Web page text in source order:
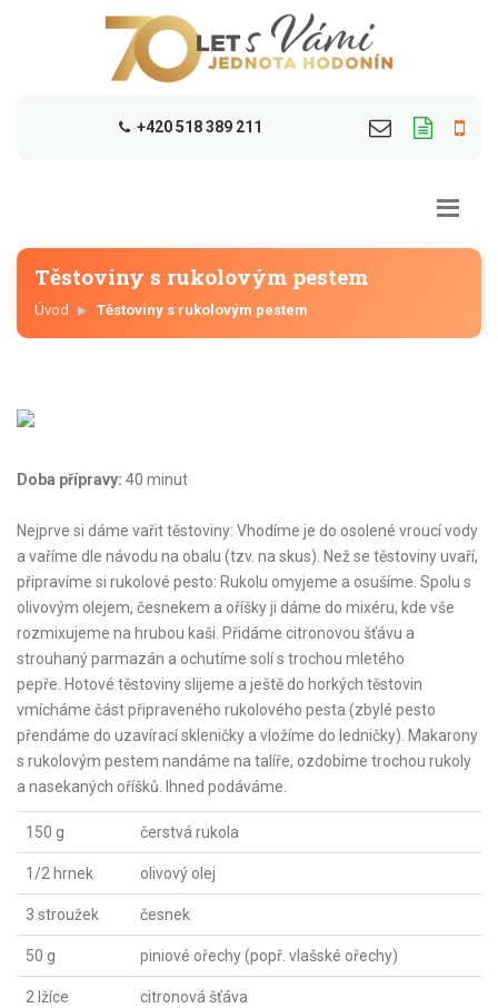
+420 518 389 211
Těstoviny s rukolovým pestem
Úvod Těstoviny s rukolovým pestem
Doba přípravy: 40 minut
Nejprve si dáme vařit těstoviny: Vhodíme je do osolené vroucí vody
a vaříme dle návodu na obalu (tzv. na skus). Než se těstoviny uvaří,
připravíme si rukolové pesto: Rukolu omyjeme a osušíme. Spolu s
olivovým olejem, česnekem a oříšky ji dáme do mixéru, kde vše
rozmixujeme na hrubou kaši. Přidáme citronovou šťávu a
strouhaný parmazán a ochutíme solí s trochou mletého
pepře. Hotové těstoviny slijeme a ještě do horkých těstovin
vmícháme část připraveného rukolového pesta (zbylé pesto
přendáme do uzavírací skleničky a vložíme do ledničky). Makarony
s rukolovým pestem nandáme na talíře, ozdobíme trochou rukoly
a nasekaných oříšků. Ihned podáváme.
150 g čerstvá rukola
1/2 hrnek olivový olej
3 stroužek česnek
50 g piniové ořechy (popř. vlašské ořechy)
2 lžíce citronová šťáva